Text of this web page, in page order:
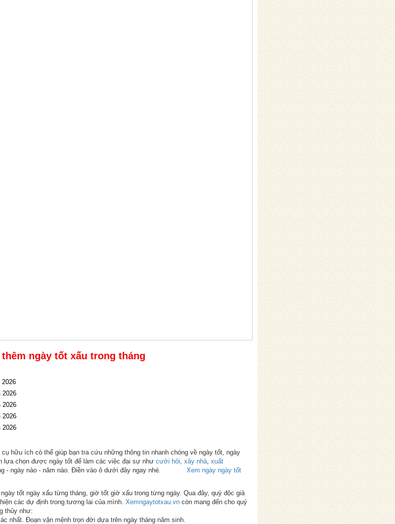
thêm ngày tốt xấu trong tháng
2026
2026
2026
2026
2026
hữu ích có thể giúp bạn tra cứu những thông tin nhanh chóng về ngày tốt, ngày
lựa chọn được ngày tốt để làm các việc đại sự như cưới hỏi xây nhà xuất
- ngày nào - năm nào. Điền vào ô dưới đây ngay nhé.
Xem ngày ngày tốt
tốt ngày xấu từng tháng, giờ tốt giờ xấu trong từng ngày. Qua đây, quý độc giả
các dự định trong tương lai của mình. Xemngaytotxau.vn còn mang đến cho quý
thủy như:
nhất. Đoạn vận mệnh trọn đời dựa trên ngày tháng năm sinh.